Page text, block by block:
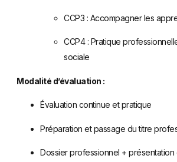
CCP3 : Accompagner les
CCP4 : Pratique
sociale
Modalité d’évaluation :
Évaluation continue et pratique
Préparation et passage du titre
Dossier professionnel +